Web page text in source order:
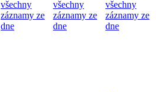
všechny
záznamy ze
dne
všechny
záznamy ze
dne
všechny
záznamy ze
dne